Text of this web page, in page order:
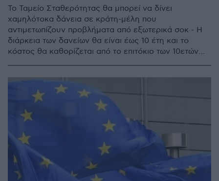
Το Ταμείο Σταθερότητας θα μπορεί να δίνει
χαμηλότοκα δάνεια σε κράτη-μέλη που
αντιμετωπίζουν προβλήματα από εξωτερικά σοκ - Η
διάρκεια των δανείων θα είναι έως 10 έτη και το
κόστος θα καθορίζεται από το επιτόκιο των 10ετών